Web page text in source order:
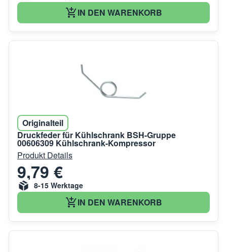
IN DEN WARENKORB
Originalteil
Druckfeder für Kühlschrank BSH-Gruppe
00606309 Kühlschrank-Kompressor
Produkt Details
9,79 €
8-15 Werktage
IN DEN WARENKORB